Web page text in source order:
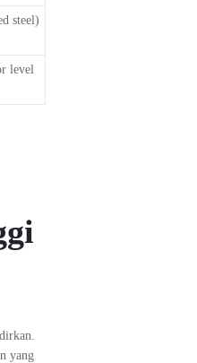
steel)
level
yang